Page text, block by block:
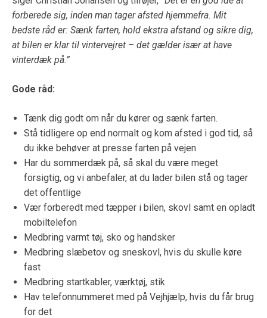
forberede sig, inden man tager afsted hjemmefra. Mit
bedste råd er: Sænk farten, hold ekstra afstand og sikre dig,
at bilen er klar til vintervejret – det gælder især at have
vinterdæk på.”
Gode råd:
Tænk dig godt om når du kører og sænk farten.
Stå tidligere op end normalt og kom afsted i god tid, så
du ikke behøver at presse farten på vejen
Har du sommerdæk på, så skal du være meget
forsigtig, og vi anbefaler, at du lader bilen stå og tager
det offentlige
Vær forberedt med tæpper i bilen, skovl samt en opladt
mobiltelefon
Medbring varmt tøj, sko og handsker
Medbring slæbetov og sneskovl, hvis du skulle køre
fast
Medbring startkabler, værktøj, stik
Hav telefonnummeret med på Vejhjælp, hvis du får brug
for det